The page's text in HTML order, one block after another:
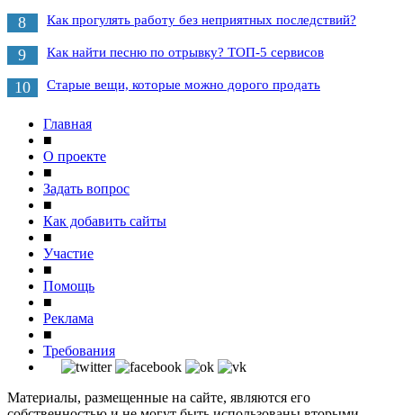
8 Как прогулять работу без неприятных последствий?
9 Как найти песню по отрывку? ТОП-5 сервисов
10 Старые вещи, которые можно дорого продать
Главная
■
О проекте
■
Задать вопрос
■
Как добавить сайты
■
Участие
■
Помощь
■
Реклама
■
Требования
Материалы, размещенные на сайте, являются его